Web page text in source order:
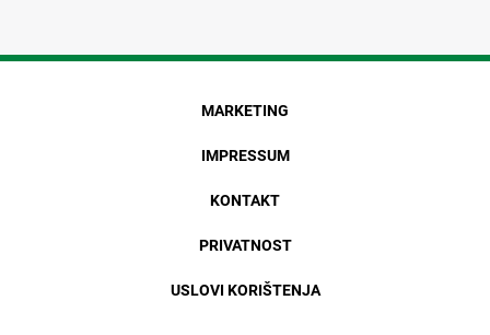
MARKETING
IMPRESSUM
KONTAKT
PRIVATNOST
USLOVI KORIŠTENJA